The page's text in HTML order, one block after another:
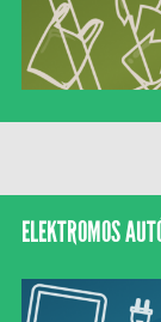
ELEKTROMOS